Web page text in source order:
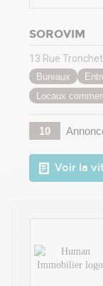
SOROVIM
13 Rue
Bureaux
Locaux
10
Voir la